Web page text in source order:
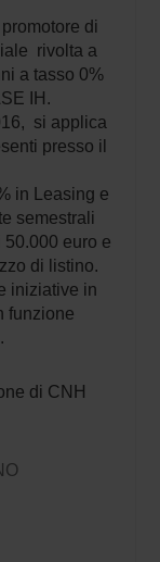
di
rivolta a
a tasso 0%
IH.
si applica
presso il
in Leasing e
semestrali
euro e
di listino.
iniziative in
funzione
di CNH